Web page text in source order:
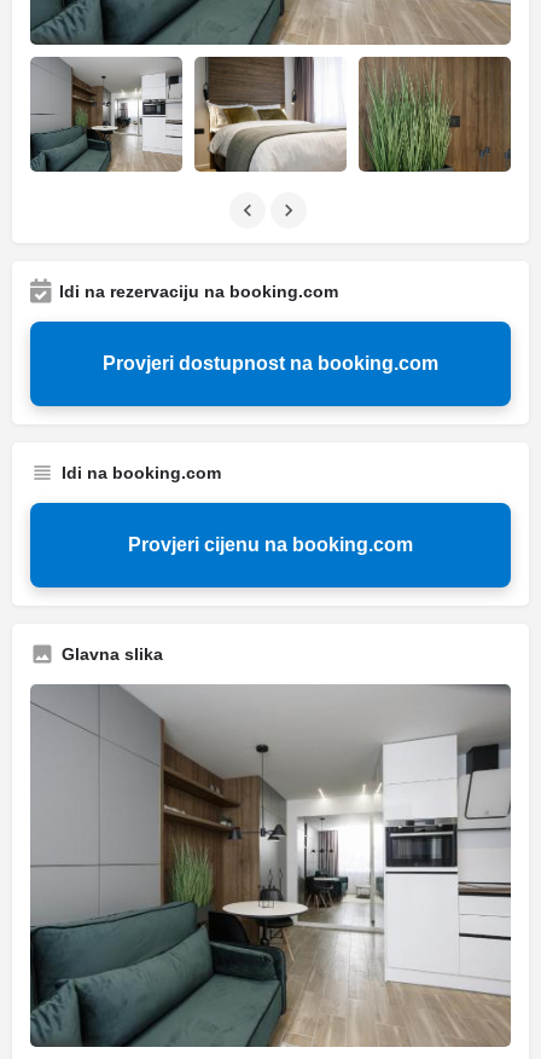
Idi na rezervaciju na booking.com
Provjeri dostupnost na booking.com
Idi na booking.com
Provjeri cijenu na booking.com
Glavna slika